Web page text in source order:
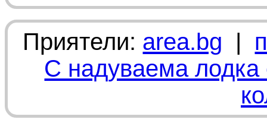
Приятели: area.bg |
С надуваема лодка